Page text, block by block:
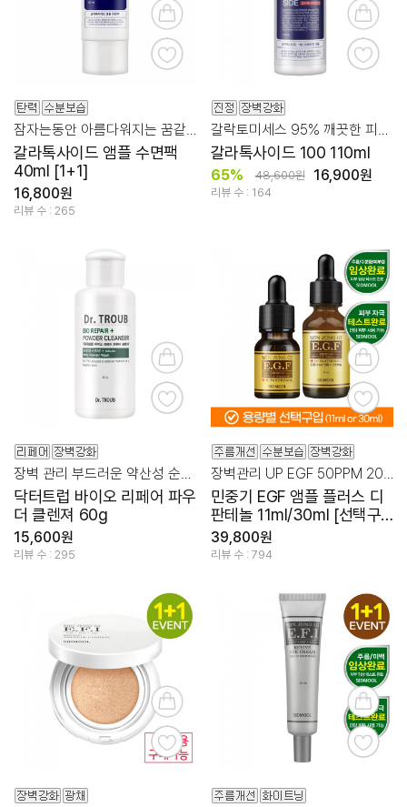
갈라톡사이드 앰플 수면팩
40ml [1+1]
16,800원
리뷰 수 : 265
갈라톡사이드 100 110ml
65% 48,600원 16,900원
리뷰 수 : 164
닥터트럽 바이오 리페어 파우
더 클렌져 60g
15,600원
리뷰 수 : 295
민중기 EGF 앰플 플러스 디
판테놀 11ml/30ml [선택구
입]
39,800원
리뷰 수 : 794